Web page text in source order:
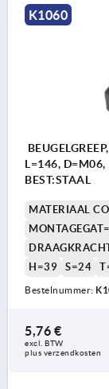
K1060
L=146, D=M06,
BEST:STAAL
MATERIAAL
H=39
S=24
Bestelnummer:
5,76 €
excl. BTW
plus verzendkosten